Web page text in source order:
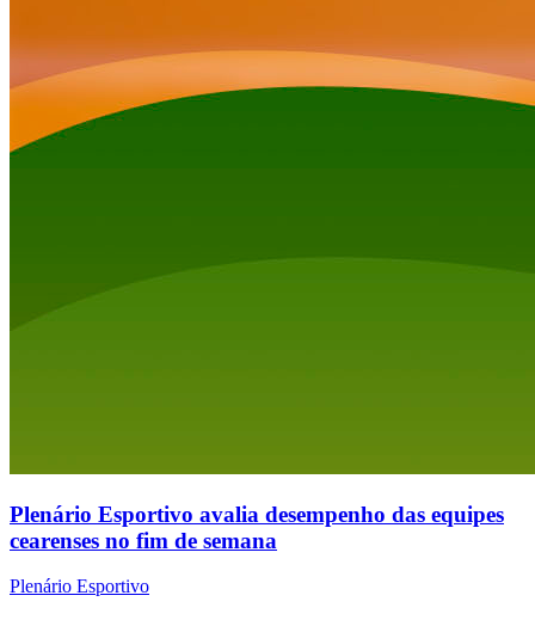
Plenário Esportivo avalia desempenho das equipes
cearenses no fim de semana
Plenário Esportivo